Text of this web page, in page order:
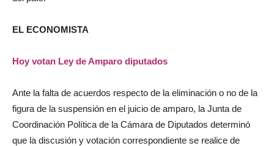
EL ECONOMISTA
Hoy votan Ley de Amparo diputados
Ante la falta de acuerdos respecto de la eliminación o no de la
figura de la suspensión en el juicio de amparo, la Junta de
Coordinación Política de la Cámara de Diputados determinó
que la discusión y votación correspondiente se realice de